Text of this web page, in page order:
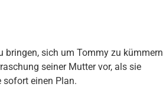
bringen, sich um Tommy zu kümmern
seiner Mutter vor, als sie
sofort einen Plan.